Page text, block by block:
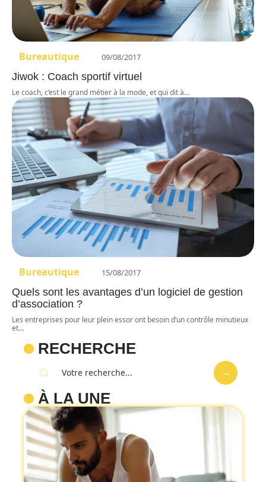
Bureautique 09/08/2017
Jiwok : Coach sportif virtuel
Le coach, c’est le grand métier à la mode, et qui dit à…
Bureautique 15/08/2017
Quels sont les avantages d’un logiciel de gestion
d’association ?
Les entreprises pour leur plein essor ont besoin d’un contrôle minutieux
et…
RECHERCHE
À LA UNE